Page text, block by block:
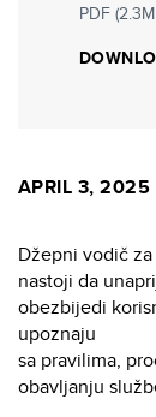
PDF
APRIL 3, 2025
Džepni vodič
nastoji da
obezbijedi
upoznaju
sa pravilima,
obavljanju